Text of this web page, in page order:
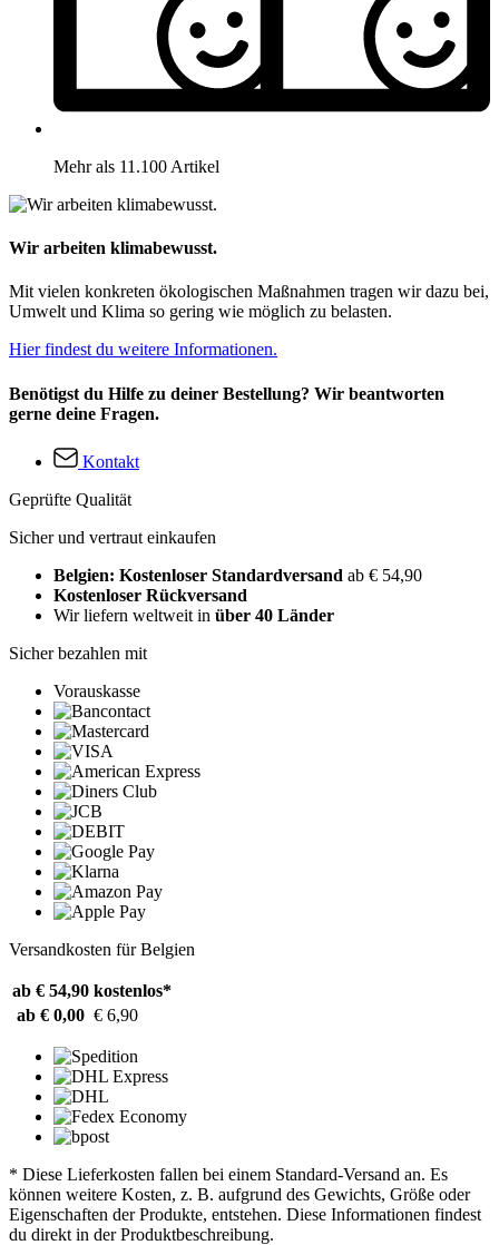
Mehr als 11.100 Artikel
Wir arbeiten klimabewusst.
Mit vielen konkreten ökologischen Maßnahmen tragen wir dazu bei,
Umwelt und Klima so gering wie möglich zu belasten.
Hier findest du weitere Informationen.
Benötigst du Hilfe zu deiner Bestellung? Wir beantworten
gerne deine Fragen.
Kontakt
Geprüfte Qualität
Sicher und vertraut einkaufen
Belgien: Kostenloser Standardversand ab € 54,90
Kostenloser Rückversand
Wir liefern weltweit in über 40 Länder
Sicher bezahlen mit
Vorauskasse
Versandkosten für Belgien
ab € 54,90 kostenlos*
ab € 0,00 € 6,90
* Diese Lieferkosten fallen bei einem Standard-Versand an. Es
können weitere Kosten, z. B. aufgrund des Gewichts, Größe oder
Eigenschaften der Produkte, entstehen. Diese Informationen findest
du direkt in der Produktbeschreibung.